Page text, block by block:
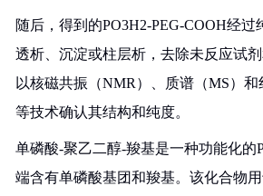
随后，得到的PO3H2-PEG-COOH经
透析、沉淀或柱层析，去除未反应试
以核磁共振（NMR）、质谱（MS）和
等技术确认其结构和纯度。
单磷酸-聚乙二醇-羧基是一种功能化的
端含有单磷酸基团和羧基。该化合物